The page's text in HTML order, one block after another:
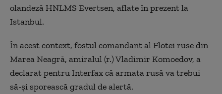
olandeză HNLMS Evertsen, aflate în prezent la
Istanbul.
În acest context, fostul comandant al Flotei ruse din
Marea Neagră, amiralul (r.) Vladimir Komoedov, a
declarat pentru Interfax că armata rusă va trebui
să-şi sporească gradul de alertă.